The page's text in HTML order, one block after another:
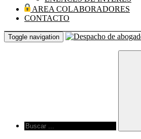
AREA COLABORADORES
CONTACTO
Toggle navigation